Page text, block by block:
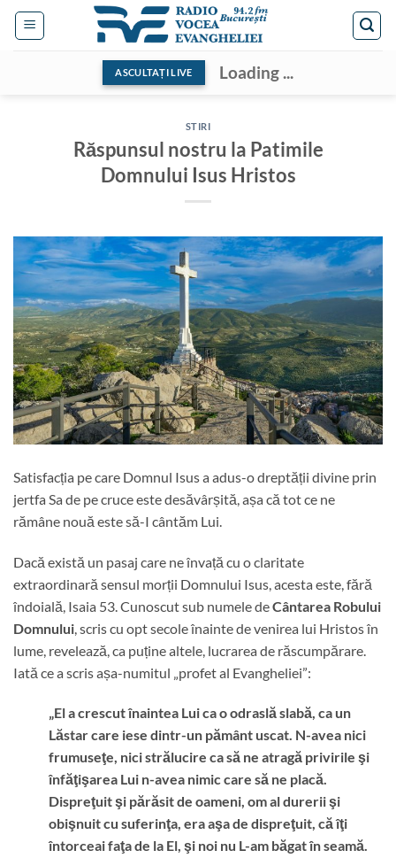
Skip
ASCULTAȚI LIVE Loading ...
STIRI
Răspunsul nostru la Patimile
Domnului Isus Hristos
Satisfacția pe care Domnul Isus a adus-o dreptății divine prin
jertfa Sa de pe cruce este desăvârșită, așa că tot ce ne
rămâne nouă este să-I cântăm Lui.
Dacă există un pasaj care ne învață cu o claritate
extraordinară sensul morții Domnului Isus, acesta este, fără
îndoială, Isaia 53. Cunoscut sub numele deCântarea Robului
Domnului , scris cu opt secole înainte de venirea lui Hristos în
lume, revelează, ca puține altele, lucrarea de răscumpărare.
Iată ce a scris așa-numitul „profet al Evangheliei”:
„El a crescut înaintea Lui ca o odraslă slabă, ca un
Lăstar care iese dintr-un pământ uscat. N-avea nici
frumuseţe, nici strălucire ca să ne atragă privirile şi
înfăţişarea Lui n-avea nimic care să ne placă.
Dispreţuit şi părăsit de oameni, om al durerii şi
obişnuit cu suferinţa, era aşa de dispreţuit, că îţi
întorceai faţa de la El, şi noi nu L-am băgat în seamă.